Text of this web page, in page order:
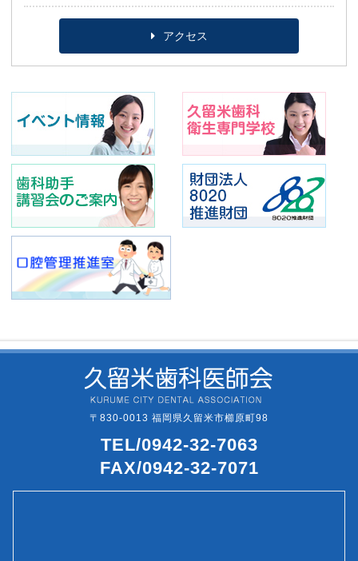
アクセス
〒830-0013 福岡県久留米市櫛原町98
TEL/0942-32-7063
FAX/0942-32-7071